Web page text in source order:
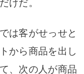
けだ。
は客がせっせと
から商品を出し
、次の人が商品